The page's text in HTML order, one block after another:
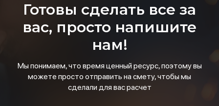
Готовы сделать все за
вас, просто напишите
нам!
Мы понимаем, что время ценный ресурс, поэтому вы
можете просто отправить на смету, чтобы мы
сделали для вас расчет